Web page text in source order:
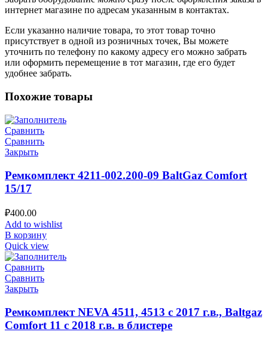
интернет магазине по адресам указанным в контактах.
Если указанно наличие товара, то этот товар точно
присутствует в одной из розничных точек, Вы можете
уточнить по телефону по какому адресу его можно забрать
или оформить перемещение в тот магазин, где его будет
удобнее забрать.
Похожие товары
Сравнить
Сравнить
Закрыть
Ремкомплект 4211-002.200-09 BaltGaz Comfort
15/17
₽400.00
Add to wishlist
В корзину
Quick view
Сравнить
Сравнить
Закрыть
Ремкомплект NEVA 4511, 4513 с 2017 г.в., Baltgaz
Comfort 11 с 2018 г.в. в блистере